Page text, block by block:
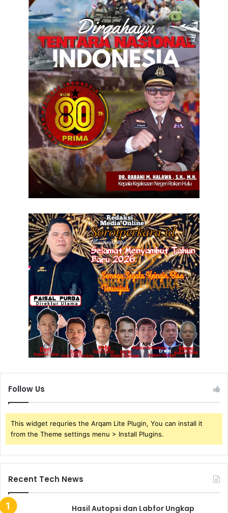
Follow Us
This widget requries the Arqam Lite Plugin, You can install it
from the Theme settings menu > Install Plugins.
Recent Tech News
Hasil Autopsi dan Labfor Ungkap